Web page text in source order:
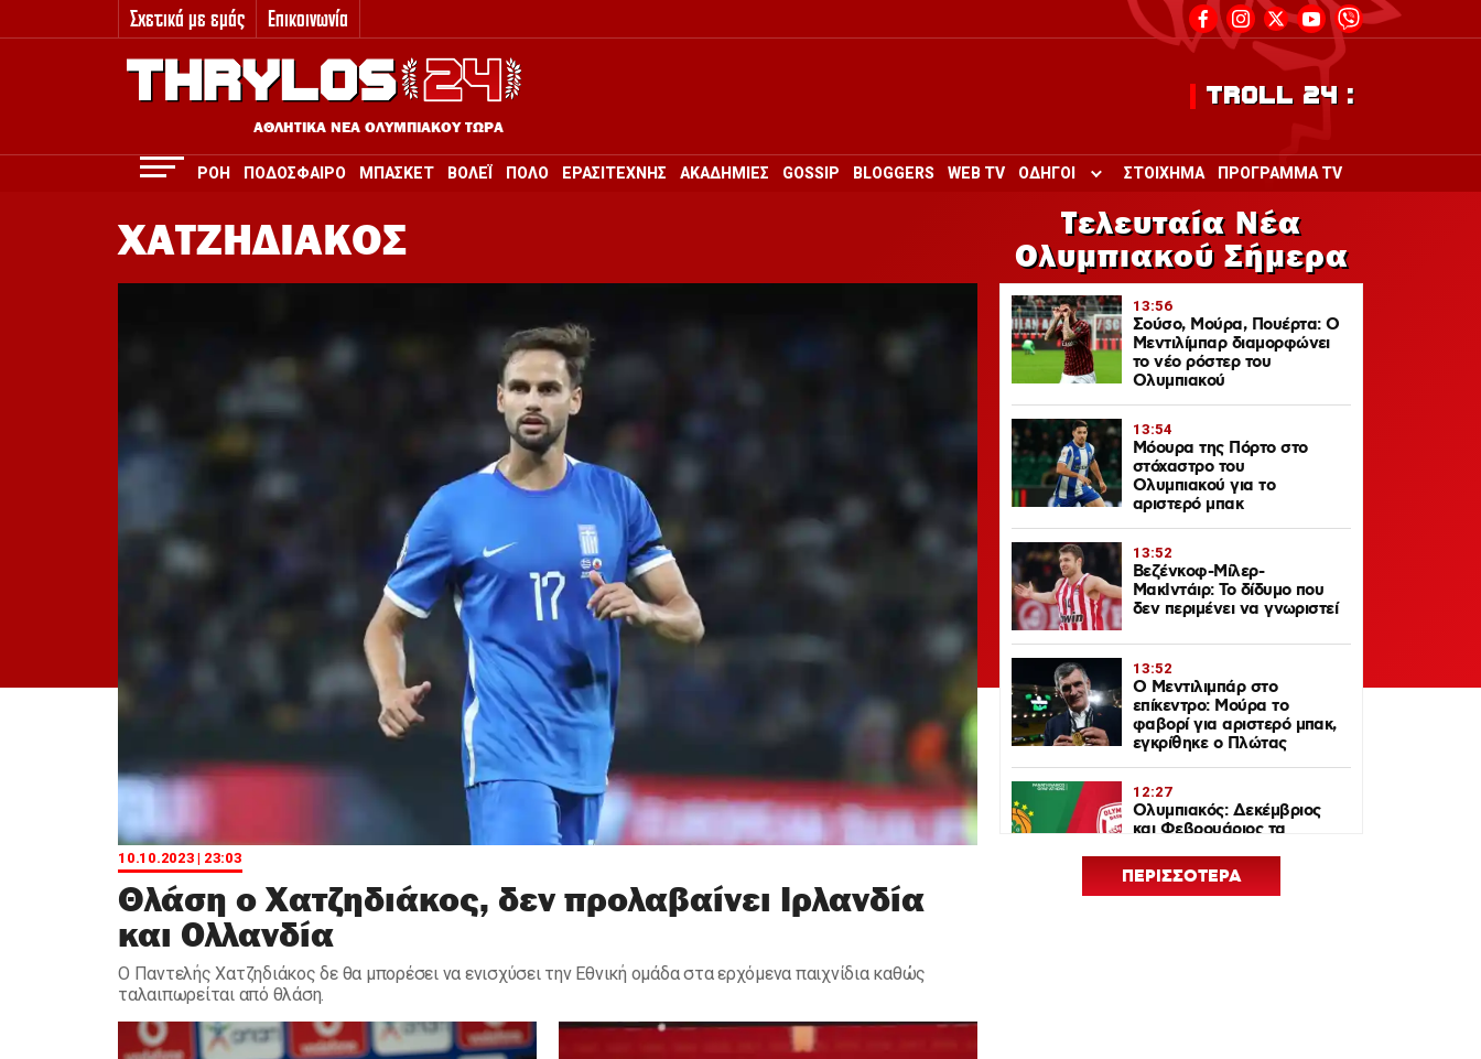
Σχετικά με εμάς Επικοινωνία
ΑΘΛΗΤΙΚΑ ΝΕΑ ΟΛΥΜΠΙΑΚΟΥ ΤΩΡΑ
TROLL 24 :
ΡΟΗ ΠΟΔΟΣΦΑΙΡΟ ΜΠΑΣΚΕΤ ΒΟΛΕΪ ΠΟΛΟ ΕΡΑΣΙΤΕΧΝΗΣ ΑΚΑΔΗΜΙΕΣ GOSSIP BLOGGERS WEB TV
ΟΔΗΓΟΙ
Toggle submenu for ΟΔΗΓΟΙ
ΣΤΟΙΧΗΜΑ ΠΡΟΓΡΑΜΜΑ TV
ΧΑΤΖΗΔΙΑΚΟΣ
10.10.2023 | 23:03
Θλάση ο Χατζηδιάκος, δεν προλαβαίνει Ιρλανδία
και Ολλανδία
Ο Παντελής Χατζηδιάκος δε θα μπορέσει να ενισχύσει την Εθνική ομάδα στα ερχόμενα παιχνίδια καθώς
ταλαιπωρείται από θλάση.
Τελευταία Νέα
Ολυμπιακού Σήμερα
13:56
Σούσο, Μούρα, Πουέρτα: Ο
Μεντιλίμπαρ διαμορφώνει
το νέο ρόστερ του
Ολυμπιακού
13:54
Μόουρα της Πόρτο στο
στόχαστρο του
Ολυμπιακού για το
αριστερό μπακ
13:52
Βεζένκοφ-Μίλερ-
ΜακΙντάιρ: Το δίδυμο που
δεν περιμένει να γνωριστεί
13:52
Ο Μεντιλιμπάρ στο
επίκεντρο: Μούρα το
φαβορί για αριστερό μπακ,
εγκρίθηκε ο Πλώτας
12:27
Ολυμπιακός: Δεκέμβριος
και Φεβρουάριος τα
Παναθηναϊκό στη
EuroLeague 2026-27
ΠΕΡΙΣΣΟΤΕΡΑ